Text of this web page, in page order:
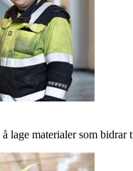
lage materialer som